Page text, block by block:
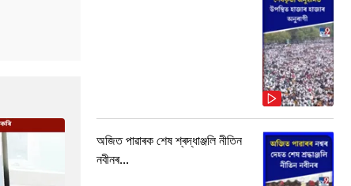
অজিত পাৱাৰক শেষ শ্ৰদ্ধাঞ্জলি নীতিন
নবীনৰ...